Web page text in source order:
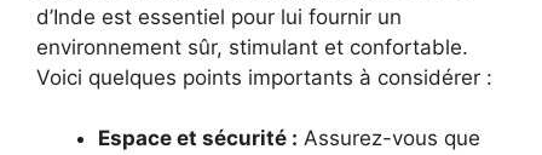
d’Inde est essentiel pour lui fournir un
environnement sûr, stimulant et confortable.
Voici quelques points importants à considérer :
Espace et sécurité : Assurez-vous que